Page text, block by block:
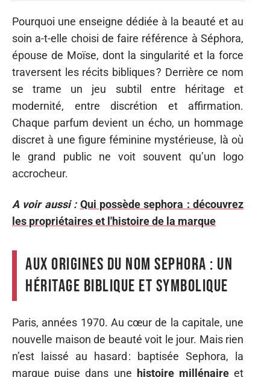
Pourquoi une enseigne dédiée à la beauté et au
soin a-t-elle choisi de faire référence à Séphora,
épouse de Moïse, dont la singularité et la force
traversent les récits bibliques ? Derrière ce nom
se trame un jeu subtil entre héritage et
modernité, entre discrétion et affirmation.
Chaque parfum devient un écho, un hommage
discret à une figure féminine mystérieuse, là où
le grand public ne voit souvent qu’un logo
accrocheur.
A voir aussi : Qui possède sephora : découvrez
les propriétaires et l'histoire de la marque
Aux origines du nom Sephora : un
héritage biblique et symbolique
Paris, années 1970. Au cœur de la capitale, une
nouvelle maison de beauté voit le jour. Mais rien
n’est laissé au hasard : baptisée Sephora, la
marque puise dans une histoire millénaireet